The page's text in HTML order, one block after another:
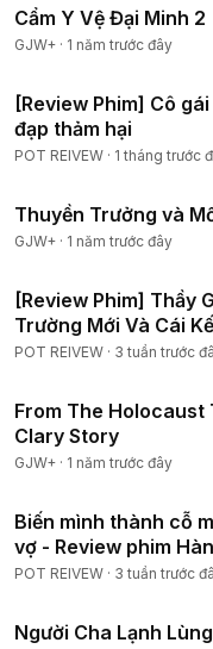
Cẩm Y Vệ Đại Minh 2
GJW+ · 1 năm trước đây
[Review Phim] Cô
đạp thảm hại
POT REIVEW · 1 tháng trước
Thuyền Trưởng và
GJW+ · 1 năm trước đây
[Review Phim] Thầy
Trường Mới Và Cái
POT REIVEW · 3 tuần trước
From The Holocaust
Clary Story
GJW+ · 1 năm trước đây
Biến mình thành cỗ
vợ - Review phim Hàn
POT REIVEW · 3 tuần trước
Người Cha Lạnh Lùng